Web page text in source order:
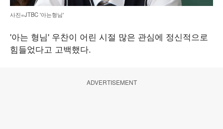
사진=JTBC '아는형님'
'아는 형님' 우찬이 어린 시절 많은 관심에 정신적으로
힘들었다고 고백했다.
ADVERTISEMENT